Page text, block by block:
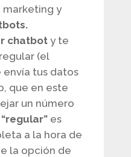
marketing y
chatboty te
(el
tus datos
que en este
un número
“regular” es
a la hora de
la opción de